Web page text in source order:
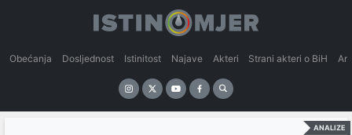
Obećanja Dosljednost Istinitost Najave Akteri Strani akteri o BiH
ANALIZE